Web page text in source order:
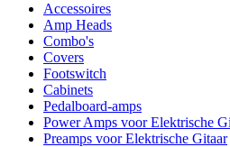
Accessoires
Amp Heads
Combo's
Covers
Footswitch
Cabinets
Pedalboard-amps
Power Amps voor Elektrische
Preamps voor Elektrische Gitaar